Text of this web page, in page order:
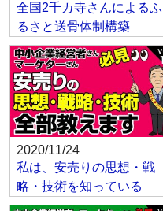
全国2千カ寺さんによるふ
るさと送骨体制構築
2020/11/24
私は、安売りの思想・戦
略・技術を知っている